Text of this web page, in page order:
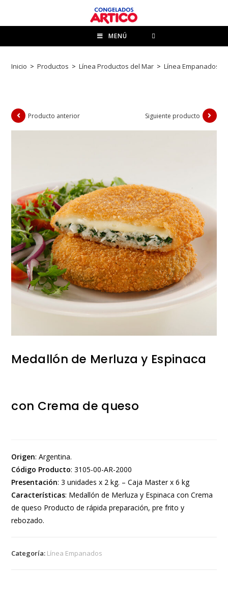
MENÚ
Inicio > Productos > Línea Productos del Mar > Línea Empanados
Producto anterior Siguiente producto
Medallón de Merluza y Espinaca
con Crema de queso
Origen: Argentina.
Código Producto: 3105-00-AR-2000
Presentación: 3 unidades x 2 kg. – Caja Master x 6 kg
Características: Medallón de Merluza y Espinaca con Crema
de queso Producto de rápida preparación, pre frito y
rebozado.
Categoría: Línea Empanados